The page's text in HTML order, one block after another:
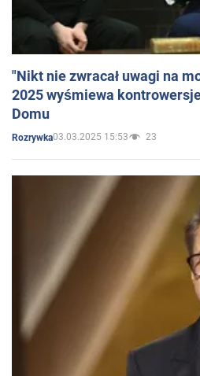
"Nikt nie zwracał uwagi na
2025 wyśmiewa
Domu
Rozrywka03.03.2025 15:53 23